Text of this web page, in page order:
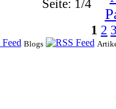
Seite: 1/4
1 2
Blogs